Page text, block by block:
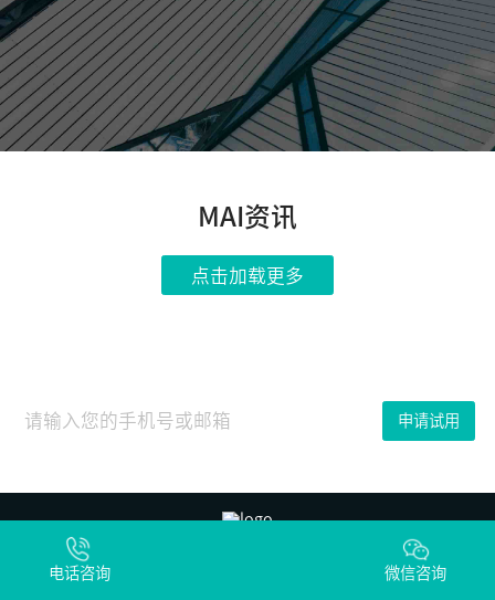
MAI资讯
点击加载更多
申请试用
电话咨询 微信咨询